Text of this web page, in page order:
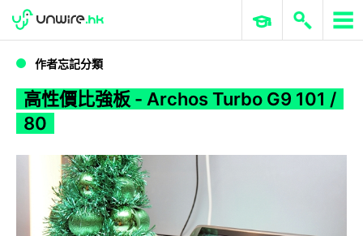
高性價比強板 - Archos Turbo G9 101 / 80
WWDC 2026 ERP 與商業 AI
作者忘記分類
高性價比強板 - Archos Turbo G9 101 /
80